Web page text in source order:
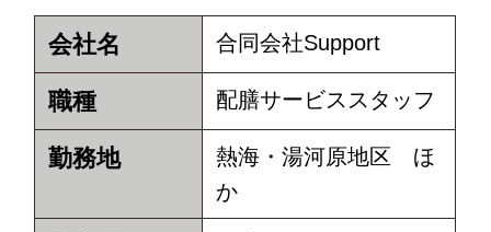
会社名 合同会社Support
職種 配膳サービススタッフ
勤務地
熱海・湯河原地区 ほ
か